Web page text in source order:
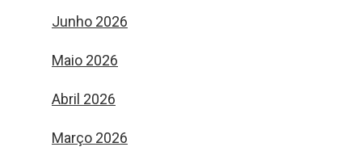
Junho 2026
Maio 2026
Abril 2026
Março 2026